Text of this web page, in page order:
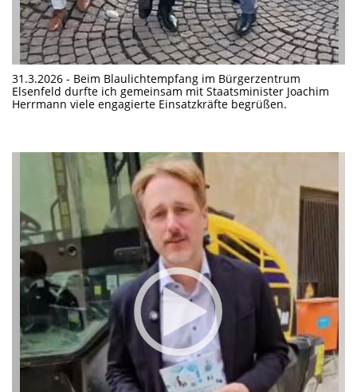
31.3.2026 - Beim Blaulichtempfang im Bürgerzentrum
Elsenfeld durfte ich gemeinsam mit Staatsminister Joachim
Herrmann viele engagierte Einsatzkräfte begrüßen.